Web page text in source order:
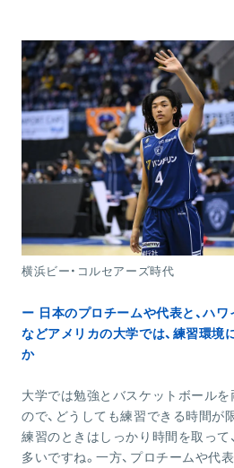
横浜ビー・コルセアーズ時代
ー 日本のプロチームや代表と、ハ
などアメリカの大学では、練習環境
か
大学では勉強とバスケットボール
ので、どうしても練習できる時間が
練習のときはしっかり時間を取って
多いですね。一方、プロチームや代